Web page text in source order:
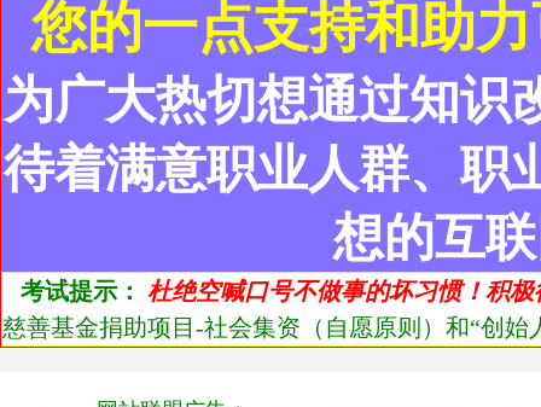
您的一点支持和助
为广大热切想通过知识
待着满意职业人群、职
想的互
考试提示： 杜绝空喊口号不做事的坏习惯！积
慈善基金捐助项目-社会集资（自愿原则）和“创